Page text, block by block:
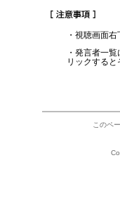
・視聴画面
・発言者一
リックすると
このペ